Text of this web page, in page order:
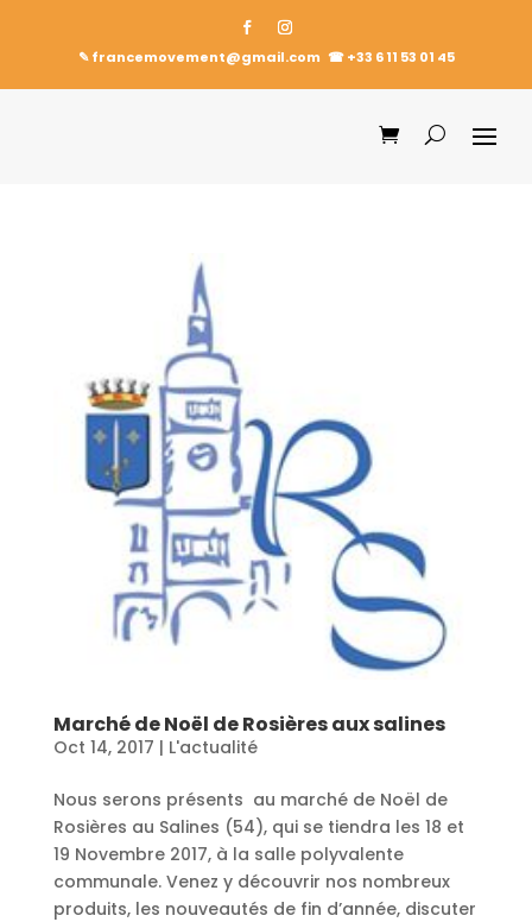
✎ francemovement@gmail.com ☎︎+33 6 11 53 01 45
Marché de Noël de Rosières aux salines
Oct 14, 2017 | L'actualité
Nous serons présents au marché de Noël de
Rosières au Salines (54), qui se tiendra les 18 et
19 Novembre 2017, à la salle polyvalente
communale. Venez y découvrir nos nombreux
produits, les nouveautés de fin d’année, discuter